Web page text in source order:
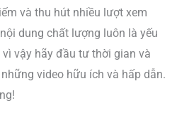
và thu hút nhiều lượt xem
dung chất lượng luôn là yếu
vậy hãy đầu tư thời gian và
video hữu ích và hấp dẫn.